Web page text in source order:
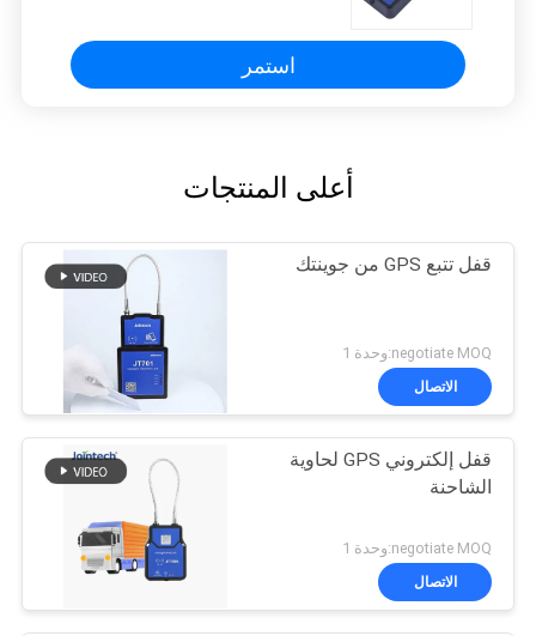
استمر
أعلى المنتجات
قفل تتبع GPS من جوينتك
negotiate MOQ:وحدة 1
الاتصال
قفل إلكتروني GPS لحاوية
الشاحنة
negotiate MOQ:وحدة 1
الاتصال